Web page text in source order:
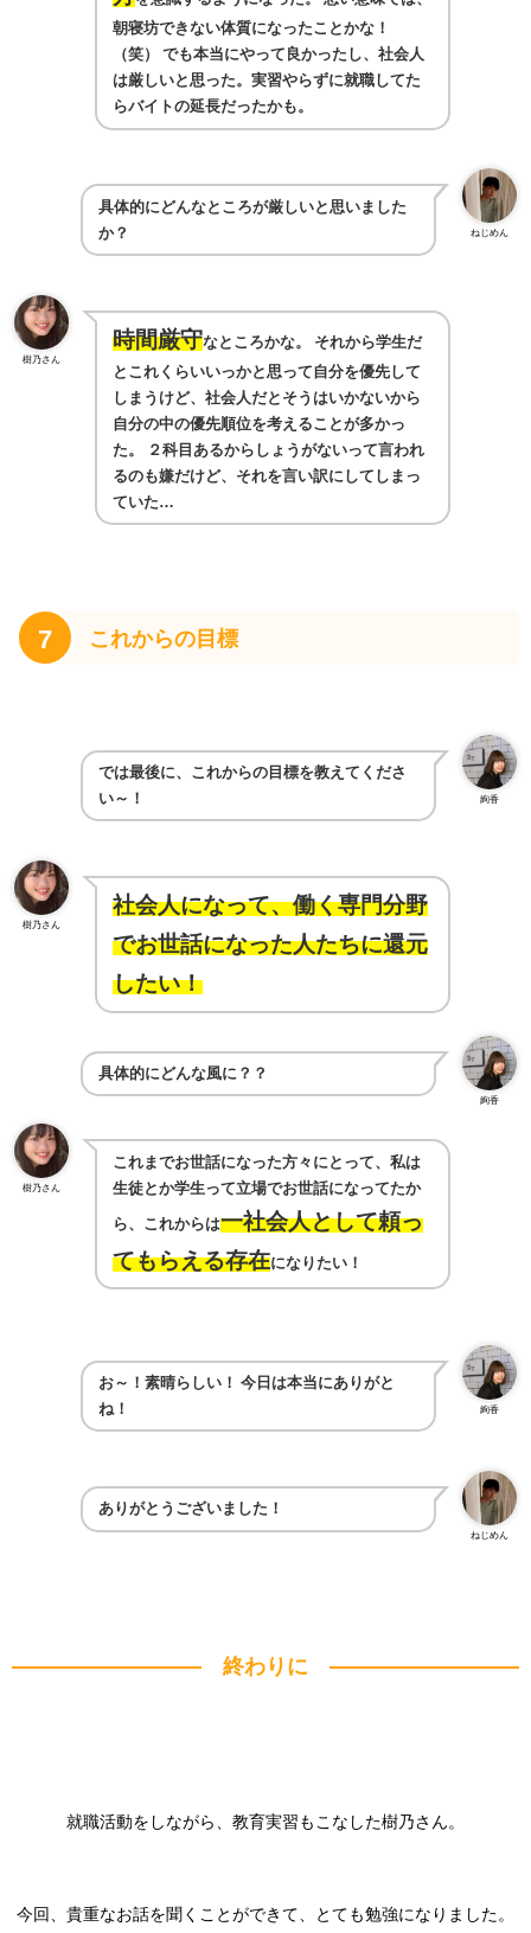
朝寝坊できない体質になったことかな！
（笑）
でも本当にやって良かったし、社会人
は厳しいと思った。実習やらずに就職してた
らバイトの延長だったかも。
ねじめん
具体的にどんなところが厳しいと思いました
か？
樹乃さん
時間厳守なところかな。
それから学生だ
とこれくらいいっかと思って自分を優先して
しまうけど、社会人だとそうはいかないから
自分の中の優先順位を考えることが多かっ
た。
２科目あるからしょうがないって言われ
るのも嫌だけど、それを言い訳にしてしまっ
ていた…
7 これからの目標
絢香
では最後に、これからの目標を教えてくださ
い～！
樹乃さん
社会人になって、働く専門分野
でお世話になった人たちに還元
したい！
絢香
具体的にどんな風に？？
樹乃さん
これまでお世話になった方々にとって、私は
生徒とか学生って立場でお世話になってたか
ら、これからは一社会人として頼っ
てもらえる存在になりたい！
絢香
お～！素晴らしい！
今日は本当にありがと
ね！
ねじめん
ありがとうございました！
終わりに
就職活動をしながら、教育実習もこなした樹乃さん。
今回、貴重なお話を聞くことができて、とても勉強になりました。